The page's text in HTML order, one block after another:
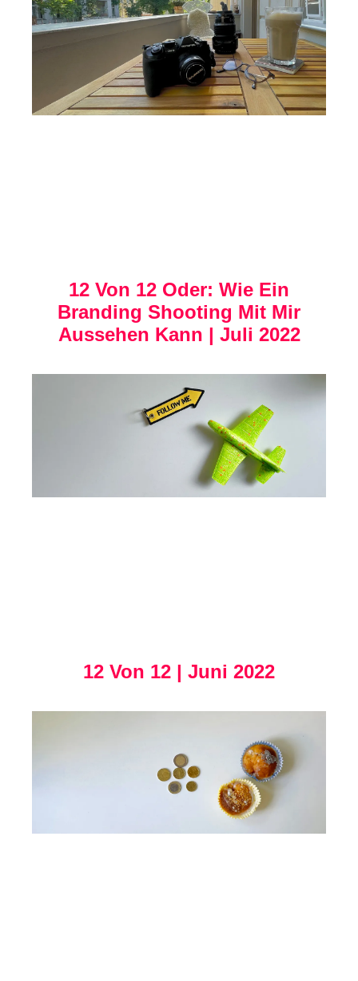
12 Von 12 Oder: Wie Ein
Branding Shooting Mit Mir
Aussehen Kann | Juli 2022
12 Von 12 | Juni 2022